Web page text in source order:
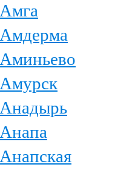
Амга
Амдерма
Аминьево
Амурск
Анадырь
Анапа
Анапская